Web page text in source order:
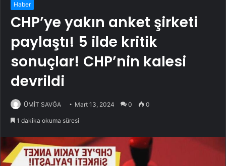
Haber
CHP’ye yakın anket şirketi
paylaştı! 5 ilde kritik
sonuçlar! CHP’nin kalesi
devrildi
ÜMİT SAVĞA Mart 13, 2024 0 0
1 dakika okuma süresi